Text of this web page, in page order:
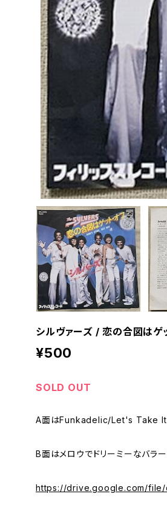
シルヴァーズ / 恋の合図はゲ
¥500
SOLD OUT
A面はFunkadelic/Let's Take It
B面はメロウでドリーミーなバラー
https://drive.google.com/file/